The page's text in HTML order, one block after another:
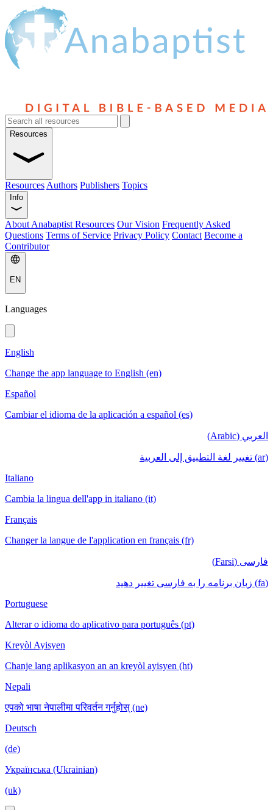
Resources
Resources Authors Publishers Topics
Info
About Anabaptist Resources Our Vision Frequently Asked
Questions Terms of Service Privacy Policy Contact Become a
Contributor
EN
Languages
English
Change the app language to English (en)
Español
Cambiar el idioma de la aplicación a español (es)
العربي (Arabic)
(ar) تغيير لغة التطبيق إلى العربية
Italiano
Cambia la lingua dell'app in italiano (it)
Français
Changer la langue de l'application en français (fr)
فارسی (Farsi)
(fa) زبان برنامه را به فارسی تغییر دهید
Portuguese
Alterar o idioma do aplicativo para português (pt)
Kreyòl Ayisyen
Chanje lang aplikasyon an an kreyòl ayisyen (ht)
Nepali
एपको भाषा नेपालीमा परिवर्तन गर्नुहोस् (ne)
Deutsch
(de)
Українська (Ukrainian)
(uk)